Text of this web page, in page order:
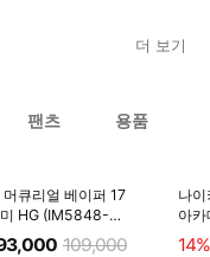
더 보기
팬츠 용품
머큐리얼 베이퍼 17
HG (IM5848-
109,000
나
아
14%